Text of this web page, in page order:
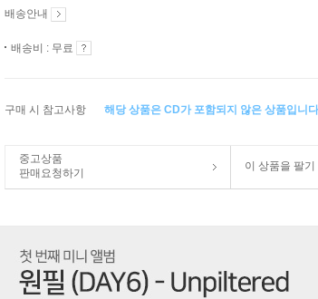
배송안내
배송비 : 무료
구매 시 참고사항 해당 상품은 CD가 포함되지 않은 상품입니
중고상품
판매요청하기
이 상품을 팔기